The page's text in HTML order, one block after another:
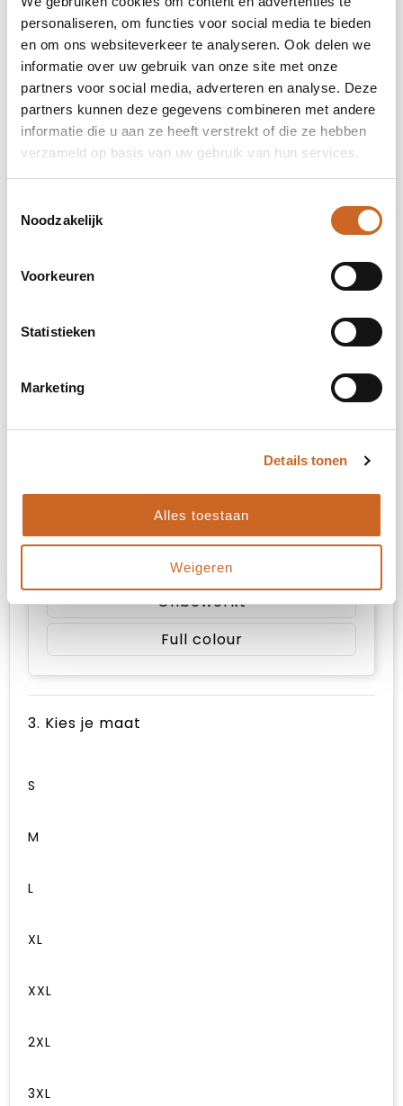
personaliseren, om functies voor social media te bieden
en om ons websiteverkeer te analyseren. Ook delen we
informatie over uw gebruik van onze site met onze
partners voor social media, adverteren en analyse. Deze
partners kunnen deze gegevens combineren met andere
informatie die u aan ze heeft verstrekt of die ze hebben
verzameld op basis van uw gebruik van hun services.
Noodzakelijk
Voorkeuren
Statistieken
Marketing
Details tonen
Alles toestaan
Weigeren
2
3
4
5
Linker bicep (90x100mm)
impact volledige voorzijde (260x350mm)
Onbewerkt
impact hoog op de achterzijde
Onbewerkt
Full colour
3. Kies je maat
S
M
L
XL
XXL
2XL
3XL